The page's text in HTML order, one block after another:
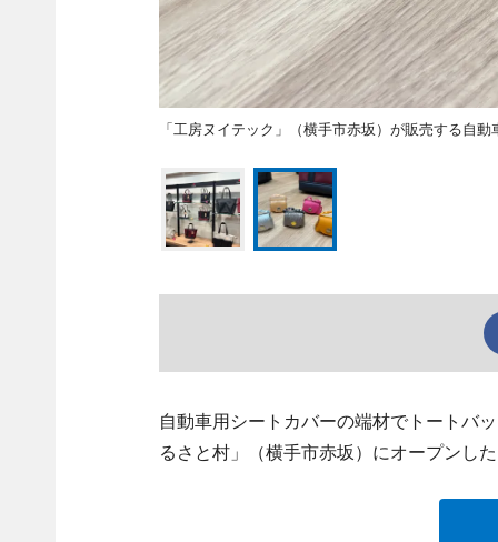
「工房ヌイテック」（横手市赤坂）が販売する自
自動車用シートカバーの端材でトートバ
るさと村」（横手市赤坂）にオープンし